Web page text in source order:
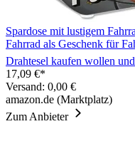
Spardose mit lustigem
Fahrrad als Geschenk für
Drahtesel kaufen wollen
17,09 €*
Versand: 0,00 €
amazon.de (Marktplatz)
Zum Anbieter